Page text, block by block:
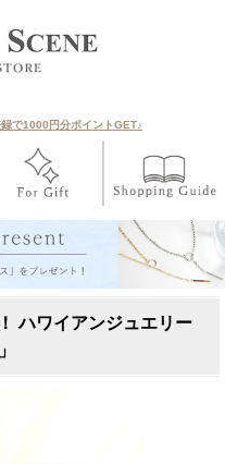
で1000円分ポイントGET♪
ハワイアンジュエリー